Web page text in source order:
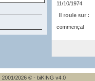
11/10/1974
Il roule sur :
commençal
2001/2026 © - biKING v4.0